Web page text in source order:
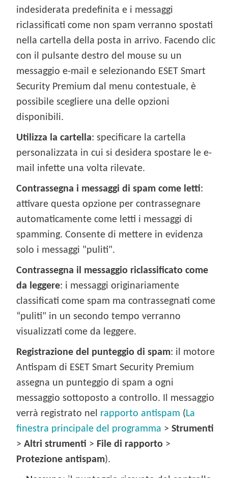
indesiderata predefinita e i messaggi
riclassificati come non spam verranno spostati
nella cartella della posta in arrivo. Facendo clic
con il pulsante destro del mouse su un
messaggio e-mail e selezionando ESET Smart
Security Premium dal menu contestuale, è
possibile scegliere una delle opzioni
disponibili.
Utilizza la cartella: specificare la cartella
personalizzata in cui si desidera spostare le e-
mail infette una volta rilevate.
Contrassegna i messaggi di spam come letti:
attivare questa opzione per contrassegnare
automaticamente come letti i messaggi di
spamming. Consente di mettere in evidenza
solo i messaggi "puliti".
Contrassegna il messaggio riclassificato come
da leggere: i messaggi originariamente
classificati come spam ma contrassegnati come
“puliti" in un secondo tempo verranno
visualizzati come da leggere.
Registrazione del punteggio di spam: il motore
Antispam di ESET Smart Security Premium
assegna un punteggio di spam a ogni
messaggio sottoposto a controllo. Il messaggio
verrà registrato nel rapporto antispam ( La
finestra principale del programma >Strumenti
>Altri strumenti > File di rapporto >
Protezione antispam).